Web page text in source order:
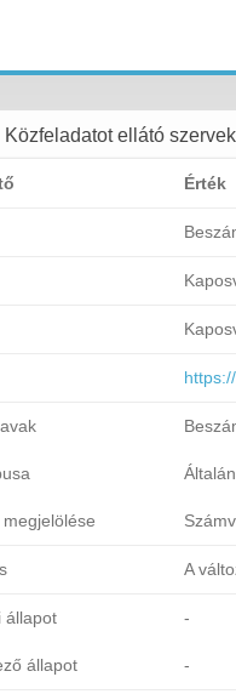
Közfeladatot ellátó szervek
Érték
megjelölése
A
állapot -
állapot -